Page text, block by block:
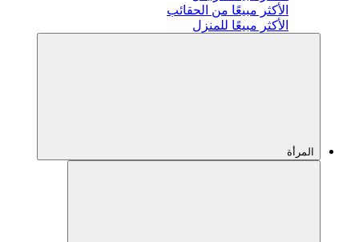
الأكثر مبيعًا من الحقائب
الأكثر مبيعًا للمنزل
المرأة